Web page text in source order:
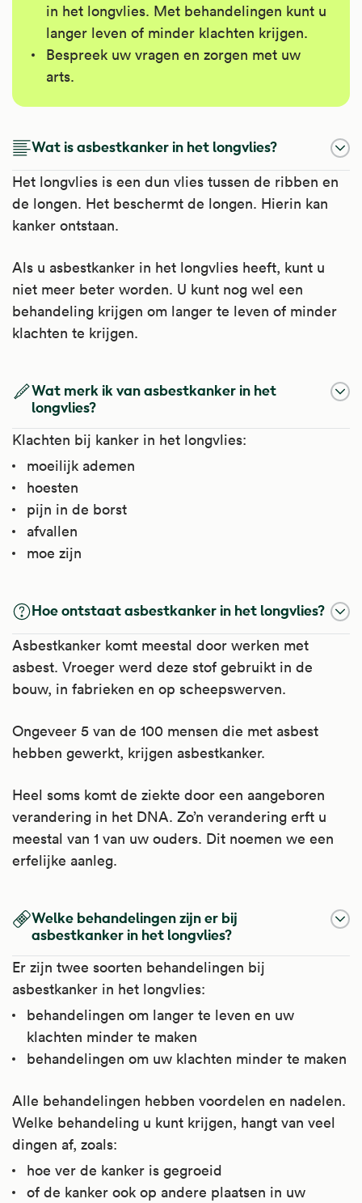
in het longvlies. Met behandelingen kunt u
langer leven of minder klachten krijgen.
Bespreek uw vragen en zorgen met uw
arts.
Wat is asbestkanker in het longvlies?
Het longvlies is een dun vlies tussen de ribben en
de longen. Het beschermt de longen. Hierin kan
kanker ontstaan.
Als u asbestkanker in het longvlies heeft, kunt u
niet meer beter worden. U kunt nog wel een
behandeling krijgen om langer te leven of minder
klachten te krijgen.
Wat merk ik van asbestkanker in het
longvlies?
Klachten bij kanker in het longvlies:
moeilijk ademen
hoesten
pijn in de borst
afvallen
moe zijn
Hoe ontstaat asbestkanker in het longvlies?
Asbestkanker komt meestal door werken met
asbest. Vroeger werd deze stof gebruikt in de
bouw, in fabrieken en op scheepswerven.
Ongeveer 5 van de 100 mensen die met asbest
hebben gewerkt, krijgen asbestkanker.
Heel soms komt de ziekte door een aangeboren
verandering in het DNA. Zo’n verandering erft u
meestal van 1 van uw ouders. Dit noemen we een
erfelijke aanleg.
Welke behandelingen zijn er bij
asbestkanker in het longvlies?
Er zijn twee soorten behandelingen bij
asbestkanker in het longvlies:
behandelingen om langer te leven en uw
klachten minder te maken
behandelingen om uw klachten minder te maken
Alle behandelingen hebben voordelen en nadelen.
Welke behandeling u kunt krijgen, hangt van veel
dingen af, zoals:
hoe ver de kanker is gegroeid
of de kanker ook op andere plaatsen in uw